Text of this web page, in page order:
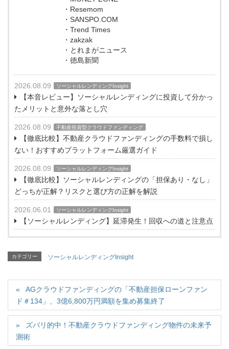
・Resemom
・SANSPO.COM
・Trend Times
・zakzak
・とれまがニュース
・徳島新聞
2026.08.09 ソーシャルレンディングInsight
【本音レビュー】ソーシャルレンディングに投資して分かっ
たメリットと意外な落とし穴
2026.08.09 不動産投資型クラウドファンディング
【徹底比較】不動産クラウドファンディングの手数料で損し
ない！おすすめプラットフォーム厳選ガイド
2026.08.09 ソーシャルレンディングInsight
【徹底比較】ソーシャルレンディングの「担保あり・なし」
どっちが正解？リスクと選び方の正解を解説
2026.06.01 ソーシャルレンディングInsight
【ソーシャルレンディング】延滞発生！回収への道と注意点
カテゴリー ソーシャルレンディングInsight
AGクラウドファンディングの「不動産担保ローンファン
ド＃134」、3億6,800万円満額を集め募集終了
ズバリ的中！不動産クラウドファンディング物件の未来予
測術